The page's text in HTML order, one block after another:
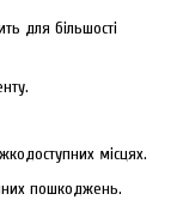
для більшості
місцях.
пошкоджень.